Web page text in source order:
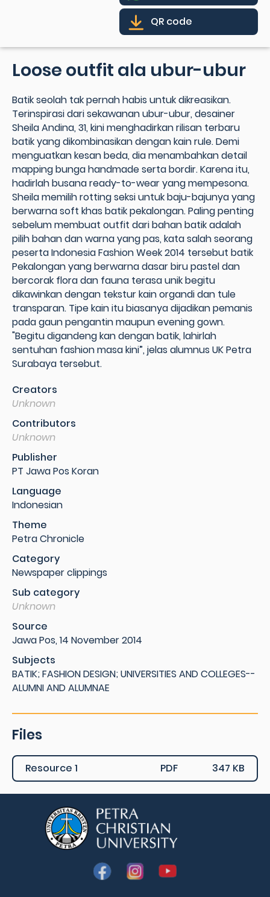
QR code
Loose outfit ala ubur-ubur
Batik seolah tak pernah habis untuk dikreasikan.
Terinspirasi dari sekawanan ubur-ubur, desainer
Sheila Andina, 31, kini menghadirkan rilisan terbaru
batik yang dikombinasikan dengan kain rule. Demi
menguatkan kesan beda, dia menambahkan detail
mapping bunga handmade serta bordir. Karena itu,
hadirlah busana ready-to-wear yang mempesona.
Sheila memilih rotting seksi untuk baju-bajunya yang
berwarna soft khas batik pekalongan. Paling penting
sebelum membuat outfit dari bahan batik adalah
pilih bahan dan warna yang pas, kata salah seorang
peserta Indonesia Fashion Week 2014 tersebut batik
Pekalongan yang berwarna dasar biru pastel dan
bercorak flora dan fauna terasa unik begitu
dikawinkan dengan tekstur kain organdi dan tule
transparan. Tipe kain itu biasanya dijadikan pemanis
pada gaun pengantin maupun evening gown.
"Begitu digandeng kan dengan batik, lahirlah
sentuhan fashion masa kini”, jelas alumnus UK Petra
Surabaya tersebut.
Creators
Unknown
Contributors
Unknown
Publisher
PT Jawa Pos Koran
Language
Indonesian
Theme
Petra Chronicle
Category
Newspaper clippings
Sub category
Unknown
Source
Jawa Pos, 14 November 2014
Subjects
BATIK; FASHION DESIGN; UNIVERSITIES AND COLLEGES--
ALUMNI AND ALUMNAE
Files
Resource 1 PDF 347 KB